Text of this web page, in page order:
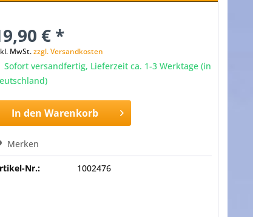
€ *
MwSt.zzgl. Versandkosten
Sofort versandfertig, Lieferzeit ca. 1-3 Werktage (in
In den Warenkorb
Merken
Nr.: 1002476